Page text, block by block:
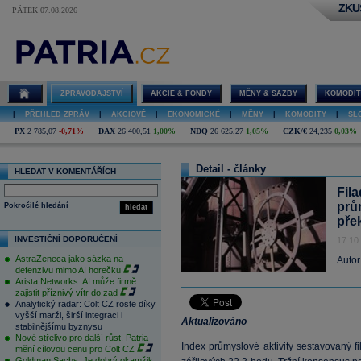
PÁTEK 07.08.2026
ZPRAVODAJSTVÍ AKCIE & FONDY MĚNY & SAZBY
PŘEHLED ZPRÁV AKCIOVÉ EKONOMICKÉ MĚNY KOMODITY
PX 2 785,07 -0,71% DAX 26 400,51 1,00% NDQ 26 625,27 1,05% CZK/€ 24,235 0,03%
HLEDAT V KOMENTÁŘÍCH
hledat
Pokročilé hledání
INVESTIČNÍ DOPORUČENÍ
AstraZeneca jako sázka na
defenzivu mimo AI horečku
Arista Networks: AI může firmě
zajistit příznivý vítr do zad
Analytický radar: Colt CZ roste díky
vyšší marži, širší integraci i
stabilnějšímu byznysu
Nové střelivo pro další růst. Patria
mění cílovou cenu pro Colt CZ
Detail - články
Aktualizováno
Index průmyslové aktivity